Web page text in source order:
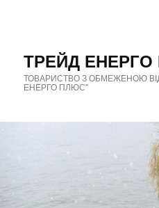
ТРЕЙД
ТОВАРИСТВО З ОБМЕЖЕНОЮ
ЕНЕРГО ПЛЮС"